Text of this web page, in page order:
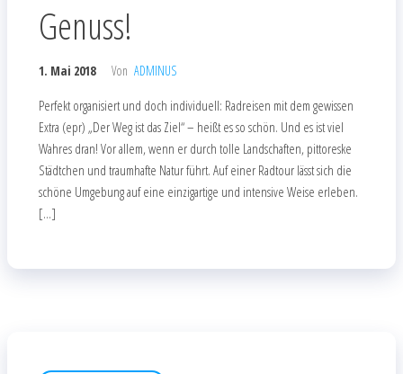
Genuss!
1. Mai 2018 Von ADMINUS
Perfekt organisiert und doch individuell: Radreisen mit dem gewissen
Extra (epr) „Der Weg ist das Ziel“ – heißt es so schön. Und es ist viel
Wahres dran! Vor allem, wenn er durch tolle Landschaften, pittoreske
Städtchen und traumhafte Natur führt. Auf einer Radtour lässt sich die
schöne Umgebung auf eine einzigartige und intensive Weise erleben.
[…]